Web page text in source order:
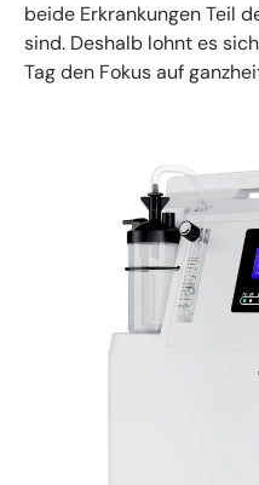
beide Erkrankungen Teil
sind. Deshalb lohnt es
Tag den Fokus auf